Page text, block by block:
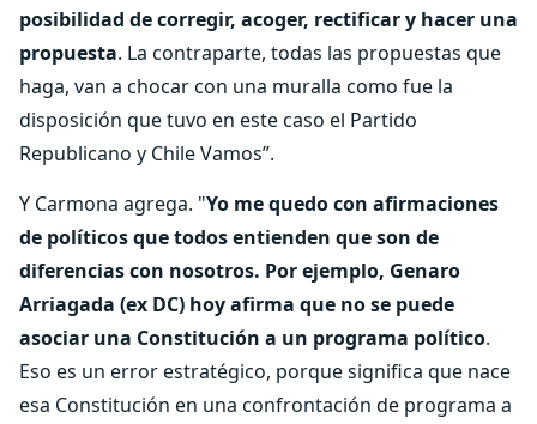
posibilidad de corregir, acoger, rectificar y hacer una
propuesta. La contraparte, todas las propuestas que
haga, van a chocar con una muralla como fue la
disposición que tuvo en este caso el Partido
Republicano y Chile Vamos”.
Y Carmona agrega. "Yo me quedo con afirmaciones
de políticos que todos entienden que son de
diferencias con nosotros. Por ejemplo, Genaro
Arriagada (ex DC) hoy afirma que no se puede
asociar una Constitución a un programa político.
Eso es un error estratégico, porque significa que nace
esa Constitución en una confrontación de programa a